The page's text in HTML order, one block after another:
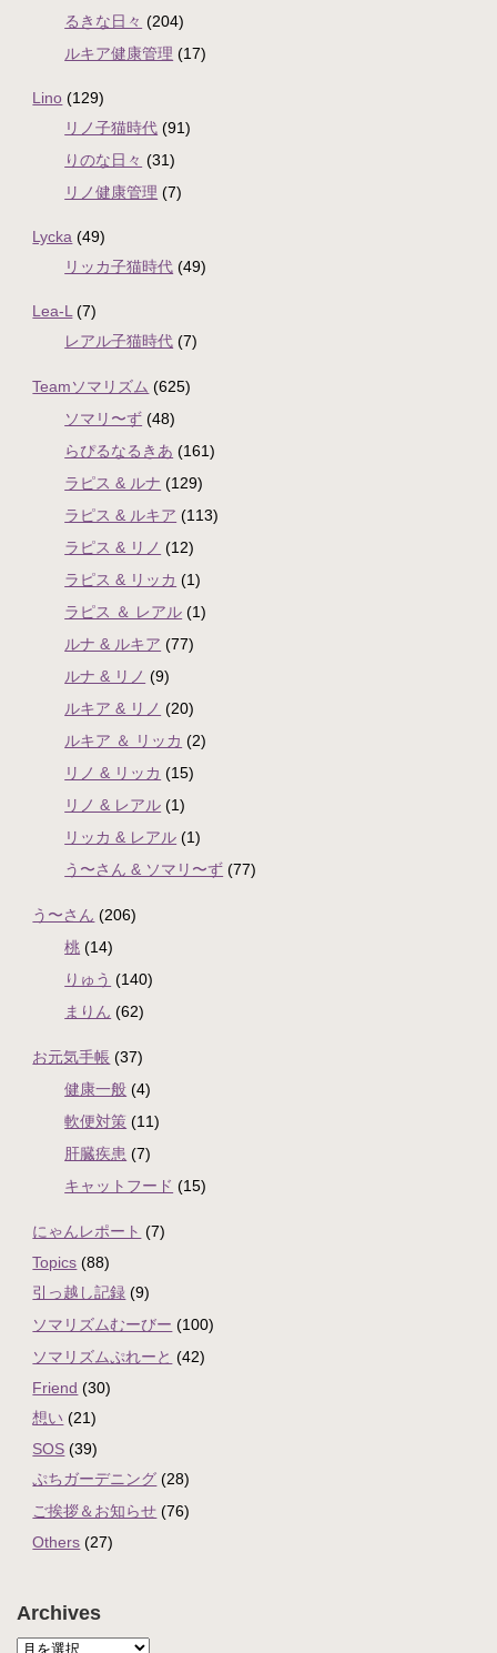
るきな日々 (204)
ルキア健康管理 (17)
Lino (129)
リノ子猫時代 (91)
りのな日々 (31)
リノ健康管理 (7)
Lycka (49)
リッカ子猫時代 (49)
Lea-L(7)
レアル子猫時代 (7)
Teamソマリズム (625)
ソマリ〜ず (48)
らぴるなるきあ (161)
ラピス & ルナ (129)
ラピス & ルキア (113)
ラピス & リノ (12)
ラピス & リッカ (1)
ラピス ＆ レアル (1)
ルナ & ルキア (77)
ルナ & リノ (9)
ルキア & リノ (20)
ルキア ＆ リッカ (2)
リノ & リッカ (15)
リノ & レアル (1)
リッカ & レアル (1)
う〜さん & ソマリ〜ず (77)
う〜さん (206)
桃 (14)
りゅう (140)
まりん (62)
お元気手帳 (37)
健康一般 (4)
軟便対策 (11)
肝臓疾患 (7)
キャットフード (15)
にゃんレポート (7)
Topics (88)
引っ越し記録 (9)
ソマリズムむーびー (100)
ソマリズムぷれーと (42)
Friend (30)
想い (21)
SOS (39)
ぷちガーデニング (28)
ご挨拶＆お知らせ (76)
Others (27)
Archives